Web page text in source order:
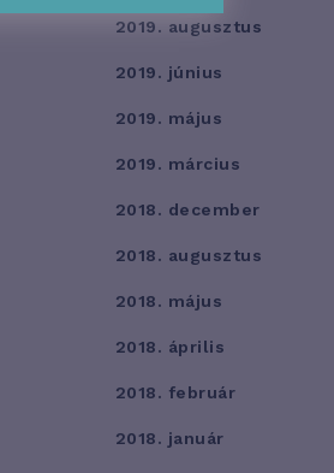
2019. augusztus
2019. június
2019. május
2019. március
2018. december
2018. augusztus
2018. május
2018. április
2018. február
2018. január